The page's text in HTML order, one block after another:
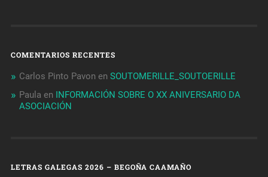
COMENTARIOS RECENTES
Carlos Pinto Pavon en SOUTOMERILLE_SOUTOERILLE
Paula en INFORMACIÓN SOBRE O XX ANIVERSARIO DA
ASOCIACIÓN
LETRAS GALEGAS 2026 – BEGOÑA CAAMAÑO